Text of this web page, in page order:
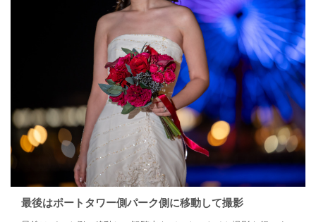
最後はポートタワー側パーク側に移動して撮影